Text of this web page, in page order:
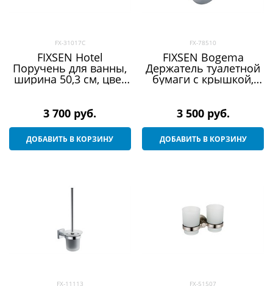
FX-31017C
FIXSEN Hotel
Поручень для ванны,
ширина 50,3 см, цвет
3 700 руб.
ДОБАВИТЬ В КОРЗИНУ
FX-78510
FIXSEN Bogema
Держатель туалетной
бумаги с крышкой,
3 500 руб.
ДОБАВИТЬ В КОРЗИНУ
FX-11113 FX-51507